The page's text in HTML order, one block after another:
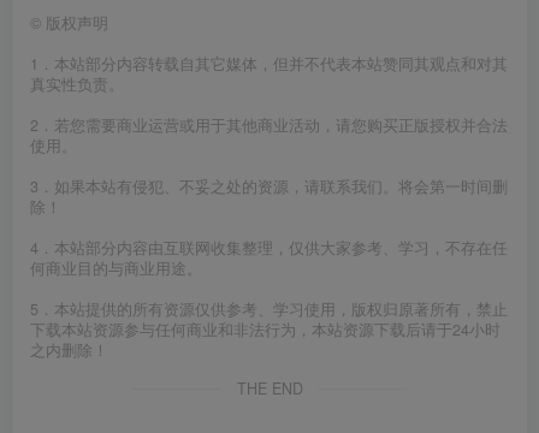
© 版权声明
1．本站部分内容转载自其它媒体，但并不代表本站赞同其观点和对其
真实性负责。
2．若您需要商业运营或用于其他商业活动，请您购买正版授权并合法
使用。
3．如果本站有侵犯、不妥之处的资源，请联系我们。将会第一时间删
除！
4．本站部分内容由互联网收集整理，仅供大家参考、学习，不存在任
何商业目的与商业用途。
5．本站提供的所有资源仅供参考、学习使用，版权归原著所有，禁止
下载本站资源参与任何商业和非法行为，本站资源下载后请于24小时
之内删除！
THE END